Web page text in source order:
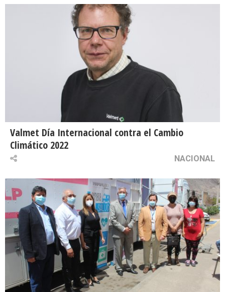
Valmet Día Internacional contra el Cambio
Climático 2022
NACIONAL